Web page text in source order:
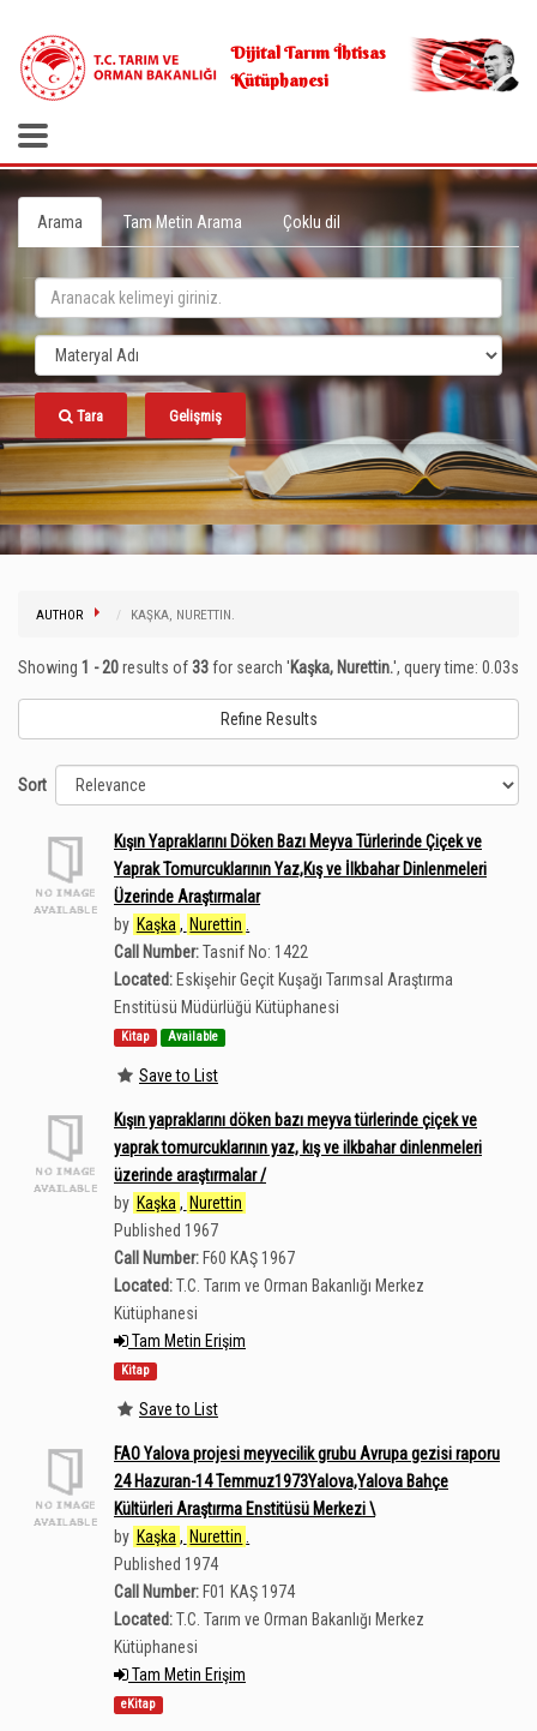
Dijital Tarım İhtisas
Kütüphanesi
Arama Tam Metin Arama Çoklu dil
Tara Gelişmiş
AUTHOR KAŞKA, NURETTIN.
Showing 1 - 20results of33for search 'Kaşka, Nurettin.', query time: 0.03s
Refine Results
Sort
Kışın Yapraklarını Döken Bazı Meyva Türlerinde Çiçek ve
Yaprak Tomurcuklarının Yaz,Kış ve İlkbahar Dinlenmeleri
Üzerinde Araştırmalar
by Kaşka , Nurettin
Call Number:Tasnif No: 1422
Located: Eskişehir Geçit Kuşağı Tarımsal Araştırma
Enstitüsü Müdürlüğü Kütüphanesi
Kitap Available
Save to List
Kışın yapraklarını döken bazı meyva türlerinde çiçek ve
yaprak tomurcuklarının yaz, kış ve ilkbahar dinlenmeleri
üzerinde araştırmalar /
by Kaşka , Nurettin
Published 1967
Call Number: F60 KAŞ 1967
Located:T.C. Tarım ve Orman Bakanlığı Merkez
Kütüphanesi
Tam Metin Erişim
Kitap
Save to List
FAO Yalova projesi meyvecilik grubu Avrupa gezisi raporu
24 Hazuran-14 Temmuz1973Yalova,Yalova Bahçe
Kültürleri Araştırma Enstitüsü Merkezi \
by Kaşka , Nurettin
Published 1974
Call Number: F01 KAŞ 1974
Located:T.C. Tarım ve Orman Bakanlığı Merkez
Kütüphanesi
Tam Metin Erişim
eKitap